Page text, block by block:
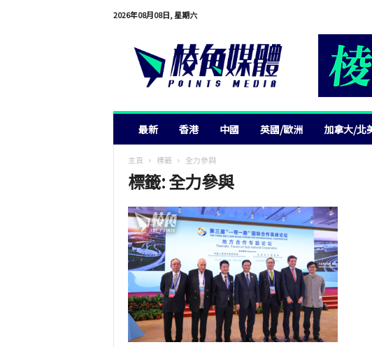
2026年08月08日, 星期六
最新 香港 中國 英國/歐洲 加拿大/北
主頁 標籤 全力參與
標籤: 全力參與